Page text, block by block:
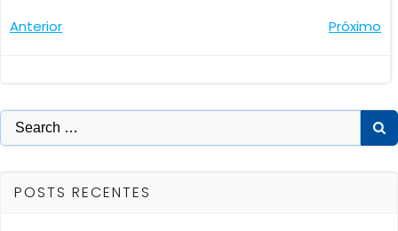
Navegação
Post
Anterior
Post
Próximo
Search
for:
POSTS RECENTES